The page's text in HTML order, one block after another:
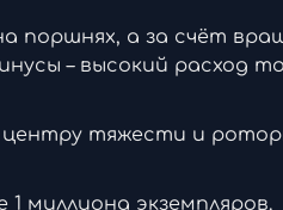
поршнях, а за счёт
– высокий расход
центру тяжести и
миллиона экземпляров.